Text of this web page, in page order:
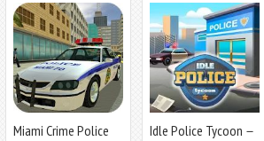
Miami Crime Police
Idle Police Tycoon－